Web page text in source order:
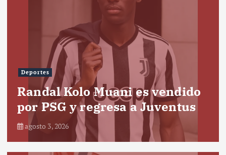
Deportes
Randal Kolo Muani es vendido
por PSG y regresa a Juventus
agosto 3, 2026